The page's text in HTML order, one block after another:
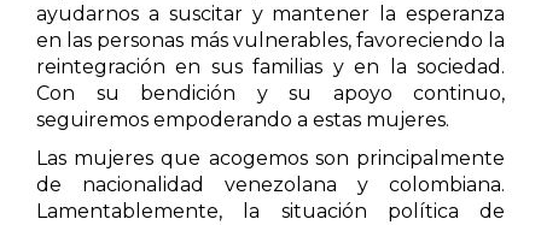
ayudarnos a suscitar y mantener la esperanza
en las personas más vulnerables, favoreciendo la
reintegración en sus familias y en la sociedad.
Con su bendición y su apoyo continuo,
seguiremos empoderando a estas mujeres.
Las mujeres que acogemos son principalmente
de nacionalidad venezolana y colombiana.
Lamentablemente, la situación política de